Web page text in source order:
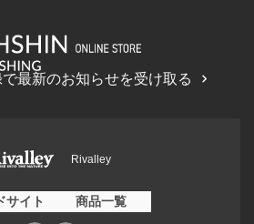
で最新のお知らせを受け取る
Rivalley
サイト 商品一覧